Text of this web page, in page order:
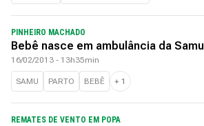
PINHEIRO MACHADO
Bebê nasce em ambulância da Samu
16/02/2013 - 13h35min
SAMU PARTO BEBÊ + 1
REMATES DE VENTO EM POPA